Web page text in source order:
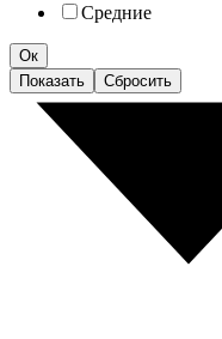
Средние
Ок
Показать
Сбросить